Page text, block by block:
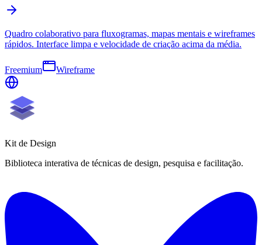
Quadro colaborativo para fluxogramas, mapas mentais e wireframes
rápidos. Interface limpa e velocidade de criação acima da média.
Freemium Wireframe
Kit de Design
Biblioteca interativa de técnicas de design, pesquisa e facilitação.